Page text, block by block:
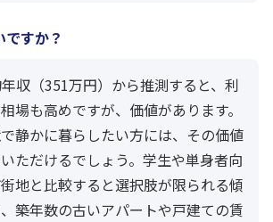
すか？
収（351万円）から推測すると、利
場も高めですが、価値があります。
静かに暮らしたい方には、その価値
ただけるでしょう。学生や単身者向
地と比較すると選択肢が限られる傾
築年数の古いアパートや戸建ての賃